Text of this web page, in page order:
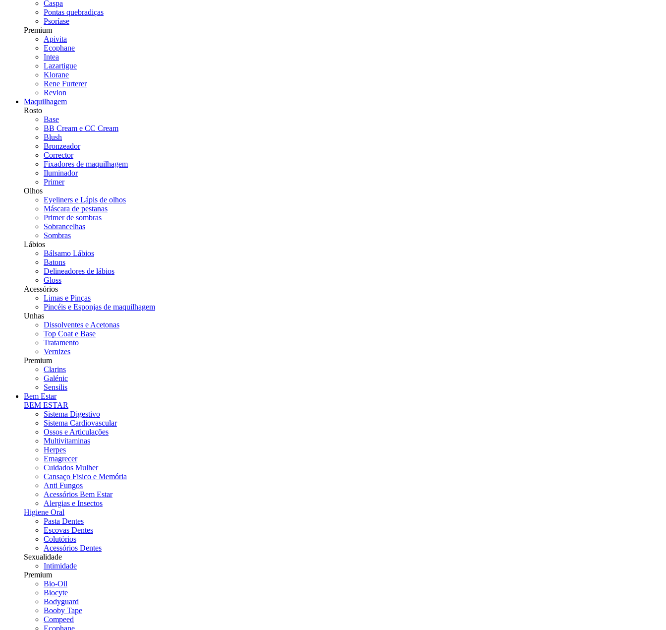
Caspa
Pontas quebradiças
Psoríase
Premium
Apivita
Ecophane
Intea
Lazartigue
Klorane
Rene Furterer
Revlon
Maquilhagem
Rosto
Base
BB Cream e CC Cream
Blush
Bronzeador
Corrector
Fixadores de maquilhagem
Iluminador
Primer
Olhos
Eyeliners e Lápis de olhos
Máscara de pestanas
Primer de sombras
Sobrancelhas
Sombras
Lábios
Bálsamo Lábios
Batons
Delineadores de lábios
Gloss
Acessórios
Limas e Pinças
Pincéis e Esponjas de maquilhagem
Unhas
Dissolventes e Acetonas
Top Coat e Base
Tratamento
Vernizes
Premium
Clarins
Galénic
Sensilis
Bem Estar
BEM ESTAR
Sistema Digestivo
Sistema Cardiovascular
Ossos e Articulações
Multivitaminas
Herpes
Emagrecer
Cuidados Mulher
Cansaço Fisico e Memória
Anti Fungos
Acessórios Bem Estar
Alergias e Insectos
Higiene Oral
Pasta Dentes
Escovas Dentes
Colutórios
Acessórios Dentes
Sexualidade
Intimidade
Premium
Bio-Oil
Biocyte
Bodyguard
Booby Tape
Compeed
Ecophane